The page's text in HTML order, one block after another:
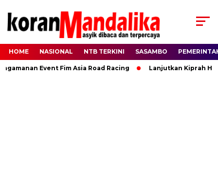
HOME NASIONAL NTB TERKINI SASAMBO
Event Fim Asia Road Racing Lanjutkan Kiprah HBK,